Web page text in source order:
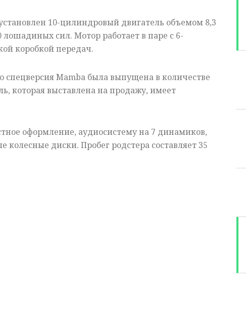
10-цилиндровый двигатель объемом 8,3
сил. Мотор работает в паре с 6-
коробкой передач.
спецверсия Mamba была выпущена в количестве
которая выставлена на продажу, имеет
оформление, аудиосистему на 7 динамиков,
колесные диски. Пробег родстера составляет 35